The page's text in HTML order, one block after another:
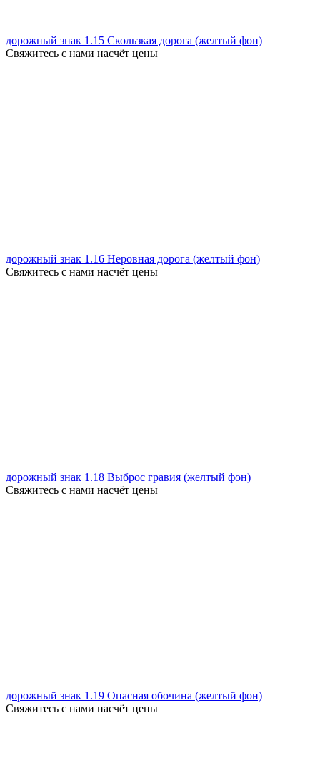
дорожный знак 1.15 Скользкая дорога (желтый фон)
Свяжитесь с нами насчёт цены
дорожный знак 1.16 Неровная дорога (желтый фон)
Свяжитесь с нами насчёт цены
дорожный знак 1.18 Выброс гравия (желтый фон)
Свяжитесь с нами насчёт цены
дорожный знак 1.19 Опасная обочина (желтый фон)
Свяжитесь с нами насчёт цены